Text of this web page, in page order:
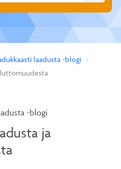
laadusta -blogi
-blogi
ja